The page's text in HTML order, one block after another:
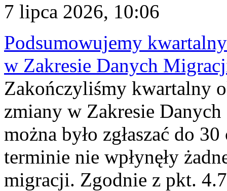
7 lipca 2026, 10:06
Podsumowujemy
w Zakresie Danych
Zakończyliśmy kwartalny
zmiany w Zakresie
można było zgłaszać do
terminie nie wpłynęły
migracji. Zgodnie z pkt.